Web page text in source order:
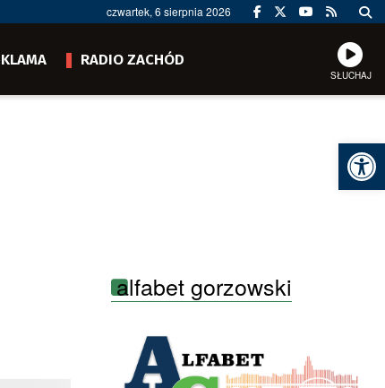
czwartek, 6 sierpnia 2026
RADIO ZACHÓD
SŁUCHAJ
alfabet gorzowski